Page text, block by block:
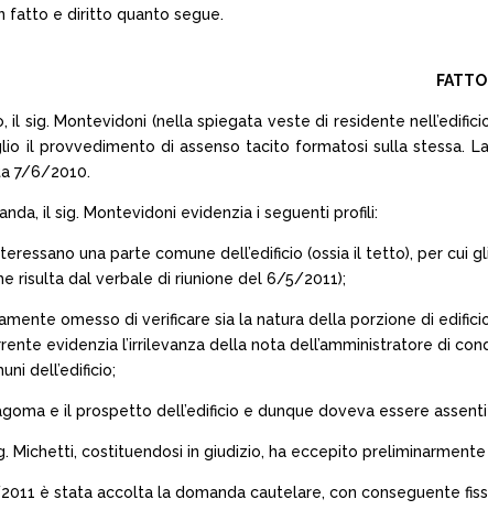
fatto e diritto quanto segue.
il sig. Montevidoni (nella spiegata veste di residente
il provvedimento di assenso tacito formatosi sulla stessa.
7/6/2010.
il sig. Montevidoni evidenzia i seguenti profili:
una parte comune dell’edificio (ossia il tetto), per cui
risulta dal verbale di riunione del 6/5/2011);
omesso di verificare sia la natura della porzione di
evidenzia l’irrilevanza della nota dell’amministratore di
dell’edificio;
e il prospetto dell’edificio e dunque doveva essere
Michetti, costituendosi in giudizio, ha eccepito
è stata accolta la domanda cautelare, con conseguente